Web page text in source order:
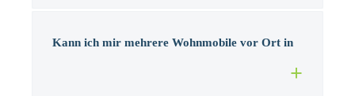
Kann ich mir mehrere Wohnmobile vor Ort in